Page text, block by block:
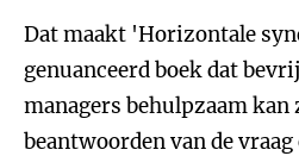
Dat maakt 'Horizontale
genuanceerd boek dat
managers behulpzaam
beantwoorden van de